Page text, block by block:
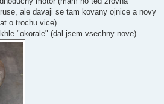
ale davaji se tam kovany ojnice a novy
o trochu vice).
"okorale" (dal jsem vsechny nove)